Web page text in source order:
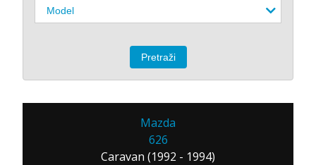
Mazda
626
Caravan (1992 - 1994)